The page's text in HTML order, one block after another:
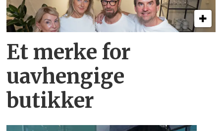
Et merke for
uavhengige
butikker